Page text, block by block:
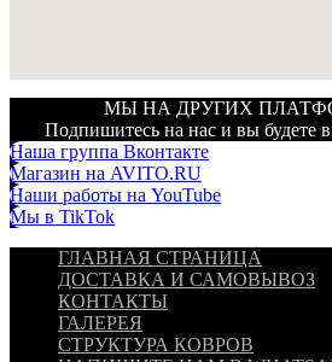
МЫ НА ДРУГИХ
Подпишитесь на нас и вы будете
Наша группа Вконтакте
Магазин на AVITO.RU
Наши работы на YouTube
Мы в TikTok
ГЛАВНАЯ СТРАНИЦА
ДОСТАВКА И САМОВЫВОЗ
КОНТАКТЫ
ГАЛЕРЕЯ
СТРУКТУРА КОВРОВ